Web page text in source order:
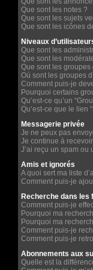
Que sont les notes ?
Que sont les sujets
Que sont les icônes
Niveaux
Que sont les
Que sont les
Que sont les groupes
Où sont les groupes
Comment puis-je
Pourquoi certains
Qu’est-ce qu’un
Qu’est-ce que le lien
Messagerie privée
Je ne peux pas
Je continue à
J’ai reçu un spam ou
Amis et ignorés
A quoi sert ma liste
Comment puis-je
Recherche dans les
Comment puis-je
Pourquoi ma
Pourquoi ma
Comment puis-je
Comment puis-je
Abonnements aux
Quelle est la